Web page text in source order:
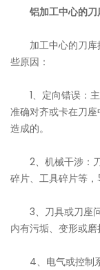
铝加工中心的刀
加工中心的刀库
些原因：
1、定向错误：主
准确对齐或卡在刀
造成的。
2、机械干涉：刀
碎片、工具碎片等，
3、刀具或刀座问
内有污垢、变形或磨
4、电气或控制系